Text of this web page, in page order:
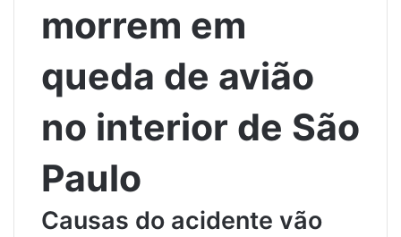
morrem em
queda de avião
no interior de São
Paulo
Causas do acidente vão